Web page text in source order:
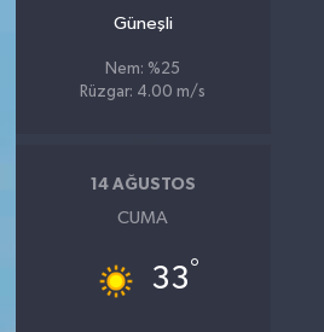
Güneşli
Nem: %25
Rüzgar: 4.00 m/s
14 AĞUSTOS
CUMA
33°